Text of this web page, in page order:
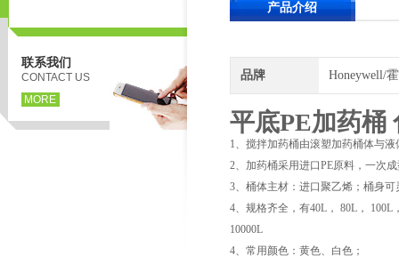
联系我们
CONTACT US
MORE
产品介绍
品牌 Honeywell/
平底PE加药桶
1、搅拌加药桶由滚塑加药桶体与
2、加药桶采用进口PE原料，一次
3、桶体主材：进口聚乙烯；桶身
4、规格齐全，有40L， 80L， 100L
10000L
4、常用颜色：黄色、白色；